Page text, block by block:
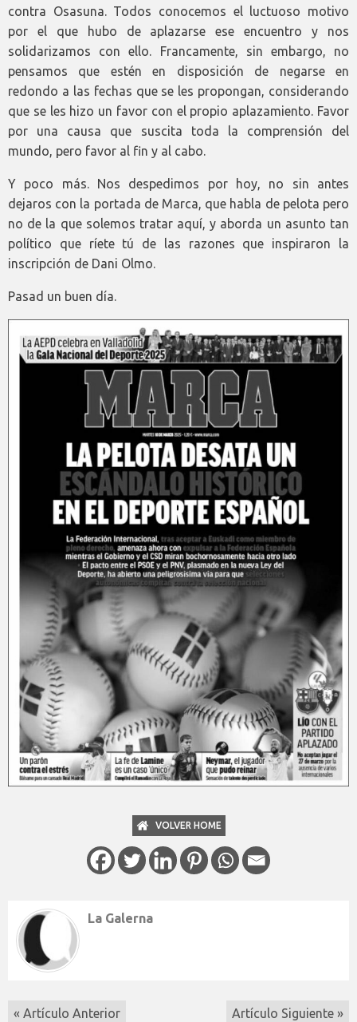
contra Osasuna. Todos conocemos el luctuoso motivo
por el que hubo de aplazarse ese encuentro y nos
solidarizamos con ello. Francamente, sin embargo, no
pensamos que estén en disposición de negarse en
redondo a las fechas que se les propongan, considerando
que se les hizo un favor con el propio aplazamiento. Favor
por una causa que suscita toda la comprensión del
mundo, pero favor al fin y al cabo.
Y poco más. Nos despedimos por hoy, no sin antes
dejaros con la portada de Marca, que habla de pelota pero
no de la que solemos tratar aquí, y aborda un asunto tan
político que ríete tú de las razones que inspiraron la
inscripción de Dani Olmo.
Pasad un buen día.
VOLVER HOME
La Galerna
« Artículo Anterior Artículo Siguiente »